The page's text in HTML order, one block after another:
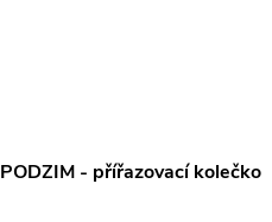
PODZIM - přířazovací kolečko